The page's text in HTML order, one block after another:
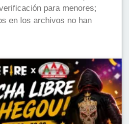
para menores;
en los archivos no han